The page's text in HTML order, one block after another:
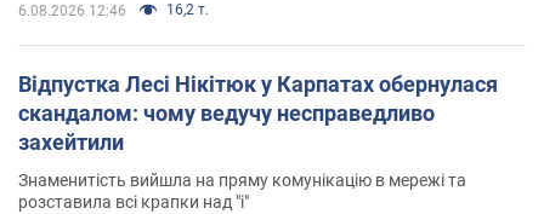
6.08.2026 12:46 16,2 т.
Відпустка Лесі Нікітюк у Карпатах обернулася
скандалом: чому ведучу несправедливо
захейтили
Знаменитість вийшла на пряму комунікацію в мережі та
розставила всі крапки над "і"